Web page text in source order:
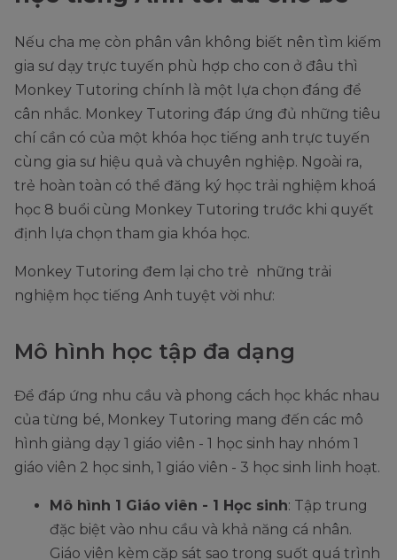
Nếu cha mẹ còn phân vân không biết nên tìm kiếm
gia sư dạy trực tuyến phù hợp cho con ở đâu thì
Monkey Tutoring chính là một lựa chọn đáng để
cân nhắc. Monkey Tutoring đáp ứng đủ những tiêu
chí cần có của một khóa học tiếng anh trực tuyến
cùng gia sư hiệu quả và chuyên nghiệp. Ngoài ra,
trẻ hoàn toàn có thể đăng ký học trải nghiệm khoá
học 8 buổi cùng Monkey Tutoring trước khi quyết
định lựa chọn tham gia khóa học.
Monkey Tutoring đem lại cho trẻ những trải
nghiệm học tiếng Anh tuyệt vời như:
Mô hình học tập đa dạng
Để đáp ứng nhu cầu và phong cách học khác nhau
của từng bé, Monkey Tutoring mang đến các mô
hình giảng dạy 1 giáo viên - 1 học sinh hay nhóm 1
giáo viên 2 học sinh, 1 giáo viên - 3 học sinh linh hoạt.
Mô hình 1 Giáo viên - 1 Học sinh: Tập trung
đặc biệt vào nhu cầu và khả năng cá nhân.
Giáo viên kèm cặp sát sao trong suốt quá trình